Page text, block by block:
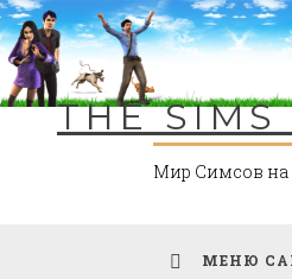
Skip
to
content
THE
Мир Симсов
МЕНЮ